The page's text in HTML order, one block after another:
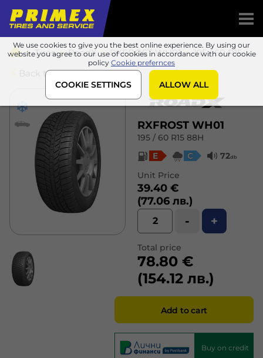
We use cookies to give you the best online experience. By using our
website you agree to our use of cookies in accordance with our cookie
policy Cookie prefernces
COOKIE SETTINGS ALLOW ALL
Tires RoadX RXFROST WH01
195 / 60 R15 88H
Back to list
RXFROST WH01
195 / 60 R15 88H
E
C 72db
Unit Price
39.40 €
(77.06 лв.)
- +
Total price
78.80 €
(154.12 лв.)
Add to cart
Buy on credit